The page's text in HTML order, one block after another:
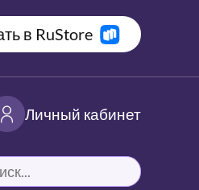
в RuStore
Личный кабинет